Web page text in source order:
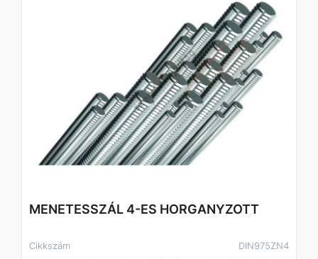
MENETESSZÁL 4-ES HORGANYZOTT
Cikkszám
DIN975ZN4